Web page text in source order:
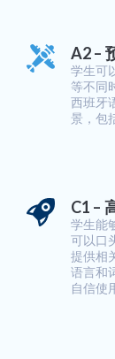
A2 –
学生可
等不同
西班牙
景，包
C1 –
学生能
可以口
提供相
语言和
自信使